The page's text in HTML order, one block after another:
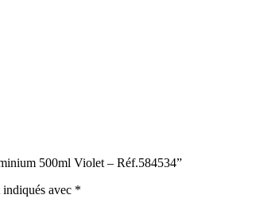
500ml Violet – Réf.584534”
avec *